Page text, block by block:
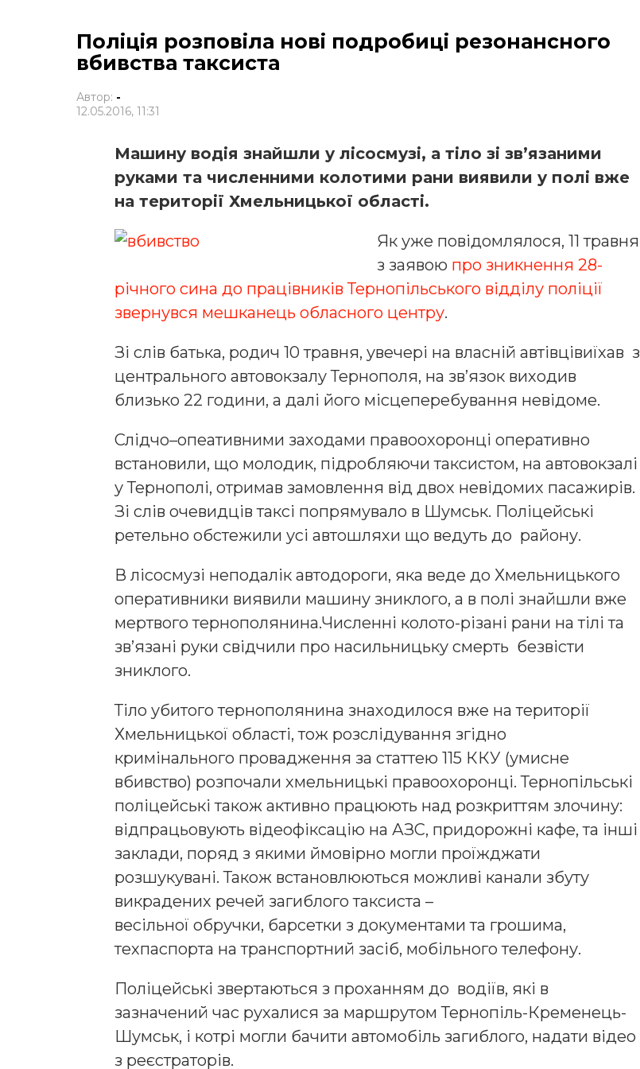
Поліція розповіла нові подробиці резонансного
вбивства таксиста
Автор: -
12.05.2016, 11:31
Машину водія знайшли у лісосмузі, а тіло зі зв’язаними
руками та численними колотими рани виявили у полі вже
на території Хмельницької області.
Як уже повідомлялося, 11 травня
з заявою про зникнення 28-
річного сина до працівників Тернопільського відділу поліції
звернувся мешканець обласного центру.
Зі слів батька, родич 10 травня, увечері на власній автівцівиїхав з
центрального автовокзалу Тернополя, на зв’язок виходив
близько 22 години, а далі його місцеперебування невідоме.
Слідчо–опеативними заходами правоохоронці оперативно
встановили, що молодик, підробляючи таксистом, на автовокзалі
у Тернополі, отримав замовлення від двох невідомих пасажирів.
Зі слів очевидців таксі попрямувало в Шумськ. Поліцейські
ретельно обстежили усі автошляхи що ведуть до району.
В лісосмузі неподалік автодороги, яка веде до Хмельницького
оперативники виявили машину зниклого, а в полі знайшли вже
мертвого тернополянина.Численні колото-різані рани на тілі та
зв’язані руки свідчили про насильницьку смерть безвісти
зниклого.
Тіло убитого тернополянина знаходилося вже на території
Хмельницької області, тож розслідування згідно
кримінального провадження за статтею 115 ККУ (умисне
вбивство) розпочали хмельницькі правоохоронці. Тернопільські
поліцейські також активно працюють над розкриттям злочину:
відпрацьовують відеофіксацію на АЗС, придорожні кафе, та інші
заклади, поряд з якими ймовірно могли проїжджати
розшукувані. Також встановлюються можливі канали збуту
викрадених речей загиблого таксиста –
весільної обручки, барсетки з документами та грошима,
техпаспорта на транспортний засіб, мобільного телефону.
Поліцейські звертаються з проханням до водіїв, які в
зазначений час рухалися за маршрутом Тернопіль-Кременець-
Шумськ, і котрі могли бачити автомобіль загиблого, надати відео
з реєстраторів.